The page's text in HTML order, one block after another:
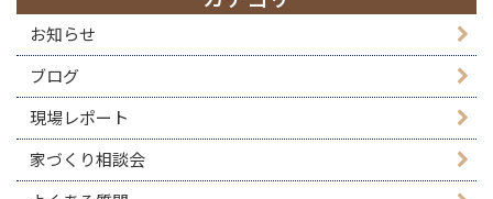
お知らせ
ブログ
現場レポート
家づくり相談会